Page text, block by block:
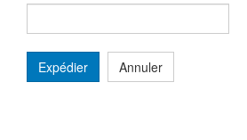
Expédier Annuler